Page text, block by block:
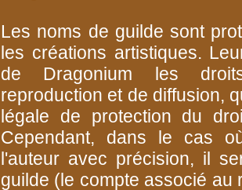
Les noms de guilde sont
les créations artistiques.
de Dragonium les
reproduction et de diffusion,
légale de protection du
Cependant, dans le cas
l'auteur avec précision, il
guilde (le compte associé au